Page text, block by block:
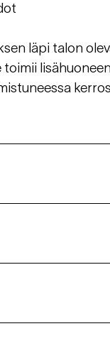
läpi talon
toimii